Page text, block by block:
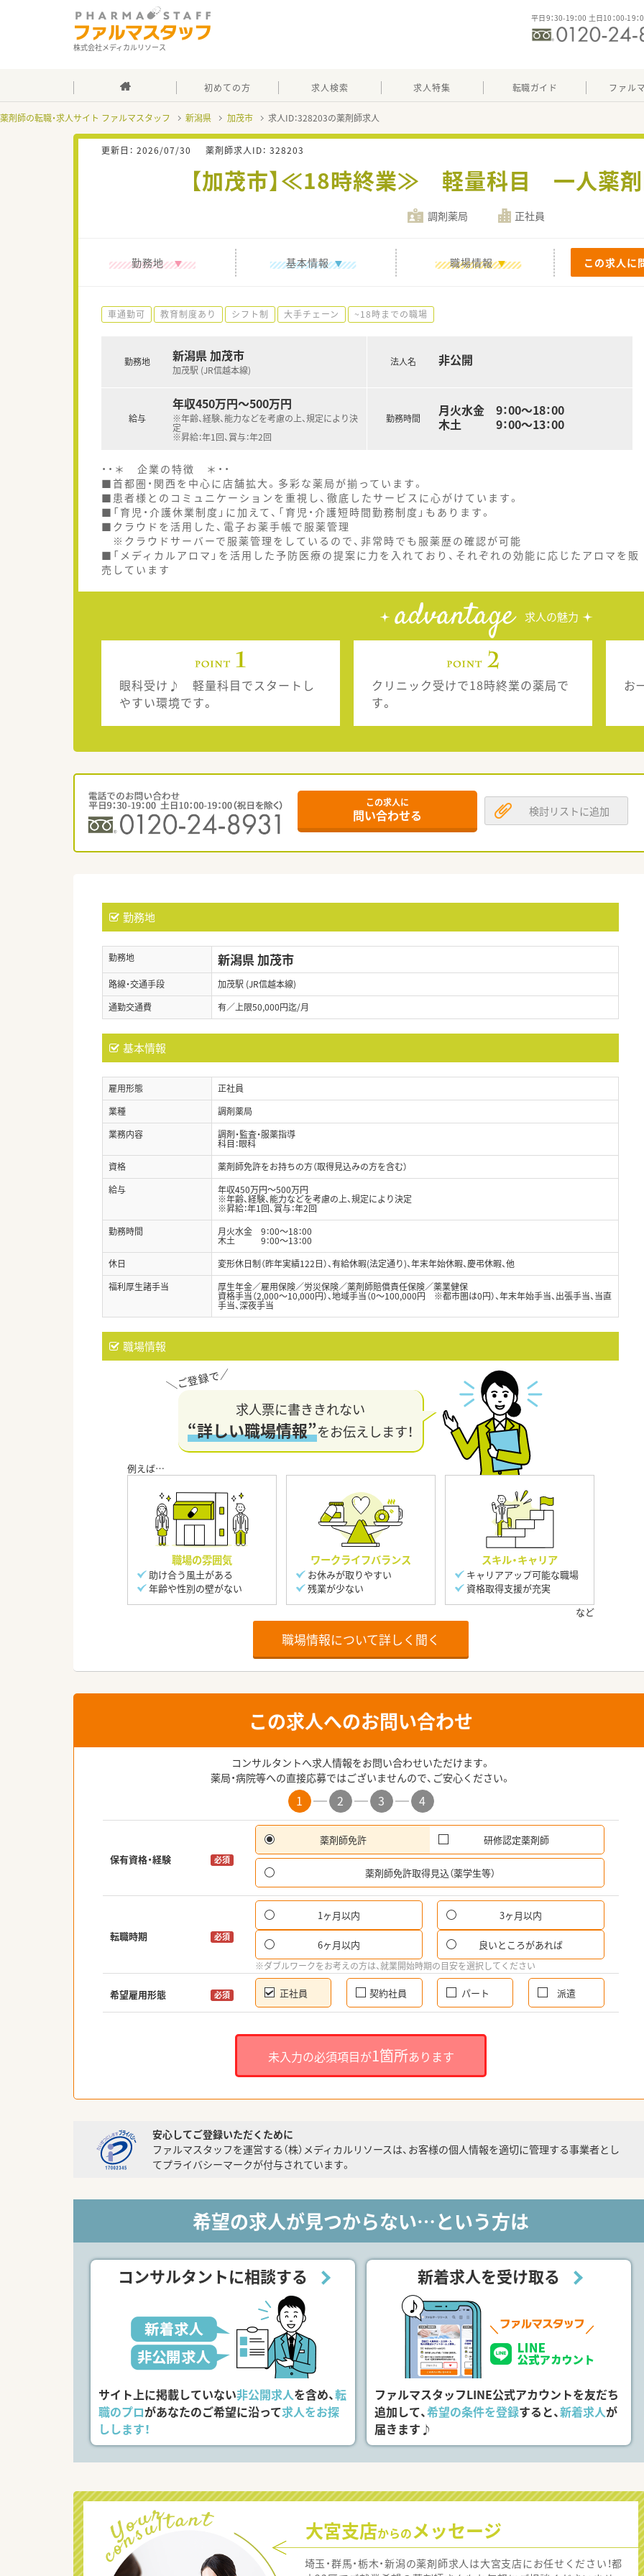
株式会社メディカルリソース
平日9：30-19：00 土日10：00-19：
初めての方 求人検索 求人特集 転職ガイド ファル
薬剤師の転職・求人サイト ファルマスタッフ 新潟県 加茂市 求人ID：328203の薬剤師求人
更新日： 2026/07/30 薬剤師求人ID： 328203
【加茂市】≪18時終業≫ 軽量科目 一人薬剤
調剤薬局 正社員
勤務地 基本情報 職場情報 この求人に
車通勤可 教育制度あり シフト制 大手チェーン ~18時までの職場
勤務地 新潟県 加茂市
加茂駅 (JR信越本線)
給与
年収450万円～500万円
※年齢、経験、能力などを考慮の上、規定により決
定
※昇給：年1回、賞与：年2回
法人名 非公開
勤務時間
月火水金 9：00～18：00
木土 9：00～13：00
・・＊ 企業の特徴 ＊・・
■首都圏・関西を中心に店舗拡大。多彩な薬局が揃っています。
■患者様とのコミュニケーションを重視し、徹底したサービスに心がけています。
■「育児・介護休業制度」に加えて、「育児・介護短時間勤務制度」もあります。
■クラウドを活用した、電子お薬手帳で服薬管理
※クラウドサーバーで服薬管理をしているので、非常時でも服薬歴の確認が可能
■「メディカルアロマ」を活用した予防医療の提案に力を入れており、それぞれの効能に応じたアロマを販
売しています
advantage 求人の魅力
眼科受け♪ 軽量科目でスタートし
やすい環境です。
クリニック受けで18時終業の薬局で
す。
お
この求人に
問い合わせる 検討リストに追加
勤務地
勤務地 新潟県 加茂市
路線・交通手段
加茂駅 (JR信越本線)
通勤交通費
有／上限50,000円迄/月
基本情報
雇用形態
正社員
業種
調剤薬局
業務内容
調剤・監査・服薬指導
科目：眼科
資格
薬剤師免許をお持ちの方（取得見込みの方を含む）
給与
年収450万円～500万円
※年齢、経験、能力などを考慮の上、規定により決定
※昇給：年1回、賞与：年2回
勤務時間
月火水金 9：00～18：00
木土 9：00～13：00
休日
変形休日制（昨年実績122日）、有給休暇(法定通り)、年末年始休暇、慶弔休暇、他
福利厚生諸手当
厚生年金／雇用保険／労災保険／薬剤師賠償責任保険／薬業健保
資格手当（2,000～10,000円）、地域手当（0～100,000円 ※都市圏は0円）、年末年始手当、出張手当、当直
手当、深夜手当
職場情報
求人票に書ききれない
“詳しい職場情報”をお伝えします！
職場の雰囲気
助け合う風土がある
年齢や性別の壁がない
ワークライフバランス
お休みが取りやすい
残業が少ない
スキル・キャリア
キャリアアップ可能な職場
資格取得支援が充実
職場情報について詳しく聞く
この求人へのお問い合わせ
コンサルタントへ求人情報をお問い合わせいただけます。
薬局・病院等への直接応募ではございませんので、ご安心ください。
1 2 3 4
保有資格・経験 必須
薬剤師免許 研修認定薬剤師
薬剤師免許取得見込（薬学生等）
転職時期 必須
1ヶ月以内 3ヶ月以内
6ヶ月以内 良いところがあれば
※ダブルワークをお考えの方は、就業開始時期の目安を選択してください
希望雇用形態 必須 正社員 契約社員 パート 派遣
未入力の必須項目が1箇所あります
安心してご登録いただくために
ファルマスタッフを運営する（株）メディカルリソースは、お客様の個人情報を適切に管理する事業者とし
てプライバシーマークが付与されています。
希望の求人が見つからない…という方は
コンサルタントに相談する
サイト上に掲載していない非公開求人を含め、転
職のプロがあなたのご希望に沿って求人をお探
しします！
新着求人を受け取る
ファルマスタッフLINE公式アカウントを友だち
追加して、希望の条件を登録すると、新着求人が
届きます♪
大宮支店からのメッセージ
埼玉・群馬・栃木・新潟の薬剤師求人は大宮支店にお任せください！都